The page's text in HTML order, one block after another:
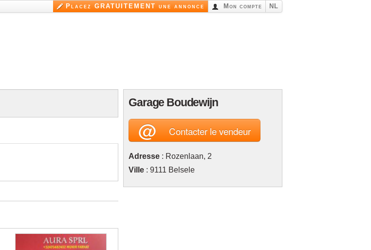
principal
Placez GRATUITEMENT une annonce Mon compte NL
Garage Boudewijn
@Contacter le vendeur
Adresse : Rozenlaan, 2
Ville : 9111 Belsele